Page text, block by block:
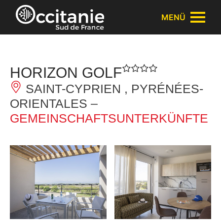
Cookie-Einstellungen
MENÜ
HORIZON GOLF
SAINT-CYPRIEN , PYRÉNÉES-
ORIENTALES –
GEMEINSCHAFTSUNTERKÜNFTE